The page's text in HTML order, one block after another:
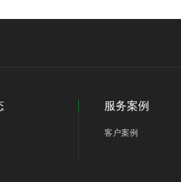
服务案例
客户案例